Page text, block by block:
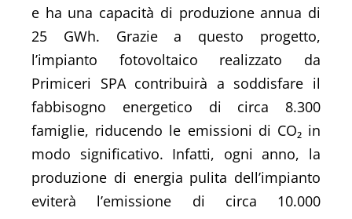
e ha una capacità di produzione annua di
25 GWh. Grazie a questo progetto,
l’impianto fotovoltaico realizzato da
Primiceri SPA contribuirà a soddisfare il
fabbisogno energetico di circa 8.300
famiglie, riducendo le emissioni di CO₂ in
modo significativo. Infatti, ogni anno, la
produzione di energia pulita dell’impianto
eviterà l’emissione di circa 10.000